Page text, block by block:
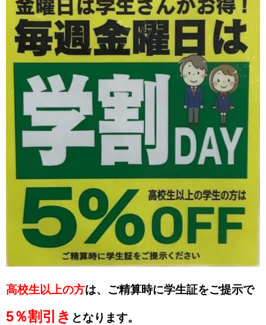
高校生以上の方は、ご精算時に学生証をご提示で
5％割引き となります。